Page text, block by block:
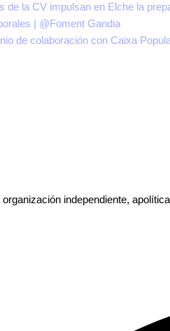
de la CV impulsan en Elche la
| @Foment Gandia
de colaboración con Caixa
independiente,